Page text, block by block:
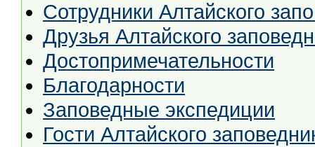
Сотрудники Алтайского
Друзья Алтайского
Достопримечательности
Благодарности
Заповедные экспедиции
Гости Алтайского